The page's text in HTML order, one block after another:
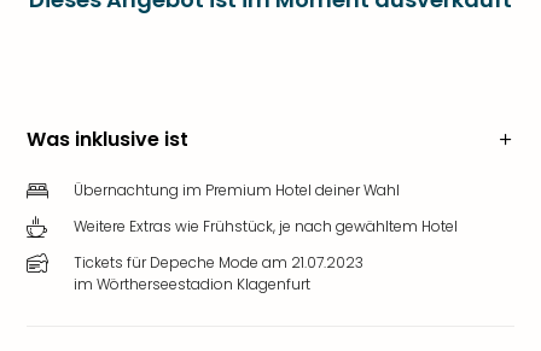
Was inklusive ist
Übernachtung im Premium Hotel deiner Wahl
Weitere Extras wie Frühstück, je nach gewähltem Hotel
Tickets für Depeche Mode am 21.07.2023
im Wörtherseestadion Klagenfurt